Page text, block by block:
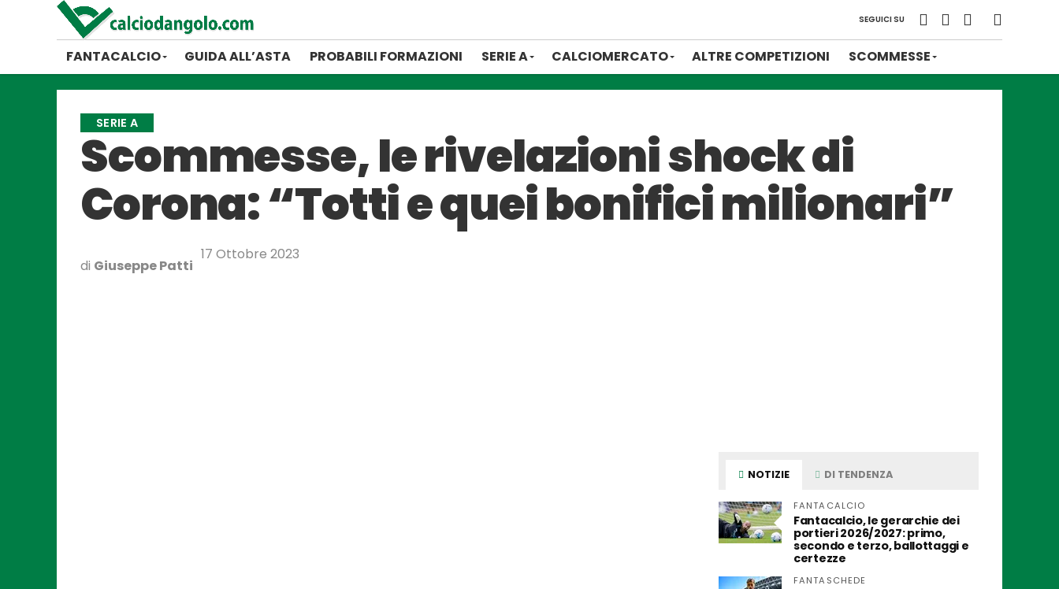
SEGUICI SU
FANTACALCIO GUIDA ALL’ASTA PROBABILI FORMAZIONI SERIE A CALCIOMERCATO ALTRE COMPETIZIONI SCOMMESSE
SERIE A
Scommesse, le rivelazioni shock di
Corona: “Totti e quei bonifici milionari”
di Giuseppe Patti
17 Ottobre 2023
NOTIZIE DI TENDENZA
FANTACALCIO
Fantacalcio, le gerarchie dei
portieri 2026/2027: primo,
secondo e terzo, ballottaggi e
certezze
FANTASCHEDE